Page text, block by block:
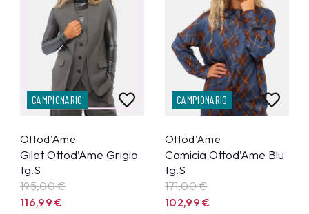
CAMPIONARIO
Ottod'Ame
Gilet Ottod’Ame Grigio
tg.S
195,00 €
116,99€
CAMPIONARIO
Ottod'Ame
Camicia Ottod’Ame Blu
tg.S
171,00 €
102,99€